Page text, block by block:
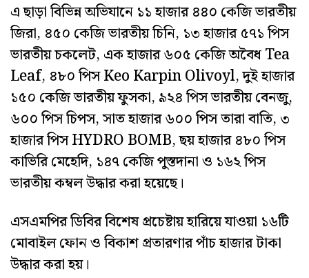
এ ছাড়া বিভিন্ন অভিযানে ১১ হাজার ৪৪০ কেজি ভারতীয়
জিরা, ৪৫০ কেজি ভারতীয় চিনি, ১৩ হাজার ৫৭১ পিস
ভারতীয় চকলেট, এক হাজার ৬০৫ কেজি অবৈধ Tea
Leaf, ৪৮০ পিস Keo Karpin Olivoyl, দুই হাজার
১৫০ কেজি ভারতীয় ফুসকা, ৯২৪ পিস ভারতীয় বেনজু,
৬০০ পিস চিপস, সাত হাজার ৬০০ পিস তারা বাতি, ৩
হাজার পিস HYDRO BOMB, ছয় হাজার ৪৮০ পিস
কাভিরি মেহেদি, ১৪৭ কেজি পুস্তদানা ও ১৬২ পিস
ভারতীয় কম্বল উদ্ধার করা হয়েছে।
এসএমপির ডিবির বিশেষ প্রচেষ্টায় হারিয়ে যাওয়া ১৬টি
মোবাইল ফোন ও বিকাশ প্রতারণার পাঁচ হাজার টাকা
উদ্ধার করা হয়।